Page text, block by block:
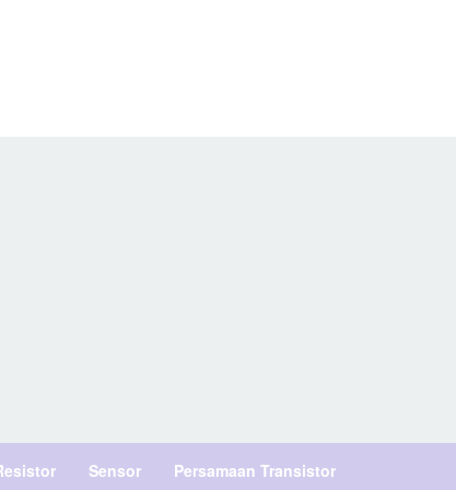
Sensor Persamaan Transistor